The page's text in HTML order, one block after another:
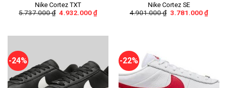
Nike Cortez TXT
5.737.000₫ 4.932.000₫
Nike Cortez SE
4.901.000₫ 3.781.000₫
-24% -22%